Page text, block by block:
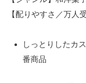
【配りやすさ／万
しっとりしたカ
番商品